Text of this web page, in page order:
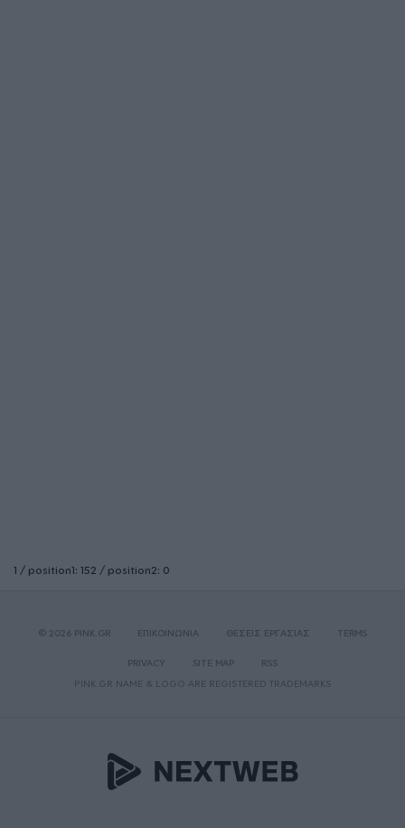
1 / position1: 152 / position2: 0
© 2026 PINK.GR ΕΠΙΚΟΙΝΩΝΙΑ ΘΕΣΕΙΣ ΕΡΓΑΣΙΑΣ TERMS
PRIVACY SITE MAP
RSS
PINK.GR NAME & LOGO ARE REGISTERED TRADEMARKS